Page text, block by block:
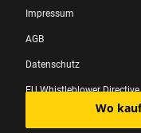
Wo
Impressum
AGB
Datenschutz
EU Whistleblower Directive
Nutzungsbedingungen